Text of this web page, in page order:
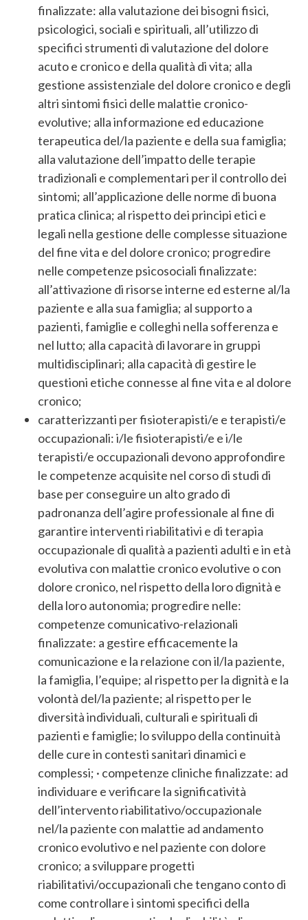
finalizzate: alla valutazione dei bisogni fisici,
psicologici, sociali e spirituali, all’utilizzo di
specifici strumenti di valutazione del dolore
acuto e cronico e della qualità di vita; alla
gestione assistenziale del dolore cronico e degli
altri sintomi fisici delle malattie cronico-
evolutive; alla informazione ed educazione
terapeutica del/la paziente e della sua famiglia;
alla valutazione dell’impatto delle terapie
tradizionali e complementari per il controllo dei
sintomi; all’applicazione delle norme di buona
pratica clinica; al rispetto dei principi etici e
legali nella gestione delle complesse situazione
del fine vita e del dolore cronico; progredire
nelle competenze psicosociali finalizzate:
all’attivazione di risorse interne ed esterne al/la
paziente e alla sua famiglia; al supporto a
pazienti, famiglie e colleghi nella sofferenza e
nel lutto; alla capacità di lavorare in gruppi
multidisciplinari; alla capacità di gestire le
questioni etiche connesse al fine vita e al dolore
cronico;
caratterizzanti per fisioterapisti/e e terapisti/e
occupazionali: i/le fisioterapisti/e e i/le
terapisti/e occupazionali devono approfondire
le competenze acquisite nel corso di studi di
base per conseguire un alto grado di
padronanza dell’agire professionale al fine di
garantire interventi riabilitativi e di terapia
occupazionale di qualità a pazienti adulti e in età
evolutiva con malattie cronico evolutive o con
dolore cronico, nel rispetto della loro dignità e
della loro autonomia; progredire nelle:
competenze comunicativo-relazionali
finalizzate: a gestire efficacemente la
comunicazione e la relazione con il/la paziente,
la famiglia, l’equipe; al rispetto per la dignità e la
volontà del/la paziente; al rispetto per le
diversità individuali, culturali e spirituali di
pazienti e famiglie; lo sviluppo della continuità
delle cure in contesti sanitari dinamici e
complessi; · competenze cliniche finalizzate: ad
individuare e verificare la significatività
dell’intervento riabilitativo/occupazionale
nel/la paziente con malattie ad andamento
cronico evolutivo e nel paziente con dolore
cronico; a sviluppare progetti
riabilitativi/occupazionali che tengano conto di
come controllare i sintomi specifici della